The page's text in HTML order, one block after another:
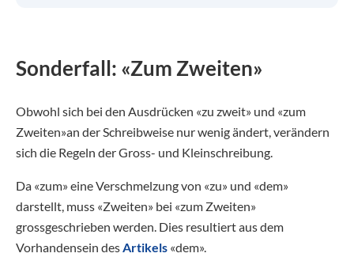
Sonderfall: «Zum Zweiten»
Obwohl sich bei den Ausdrücken «zu zweit» und «zum
Zweiten»an der Schreibweise nur wenig ändert, verändern
sich die Regeln der Gross- und Kleinschreibung.
Da «zum» eine Verschmelzung von «zu» und «dem»
darstellt, muss «Zweiten» bei «zum Zweiten»
grossgeschrieben werden. Dies resultiert aus dem
Vorhandensein desArtikels «dem».